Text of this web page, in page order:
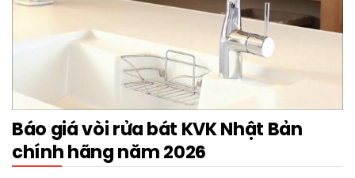
Báo giá vòi rửa bát KVK Nhật Bản
chính hãng năm 2026